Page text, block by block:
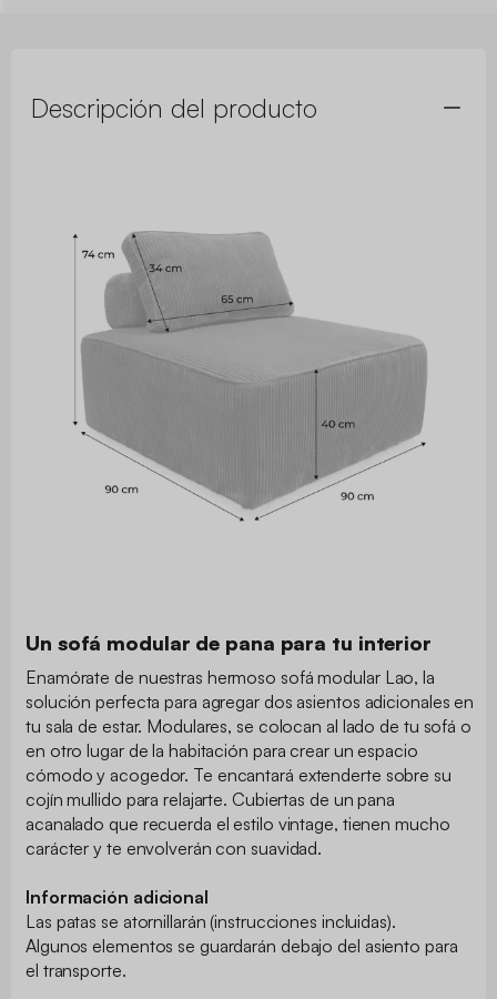
Descripción del producto
Un sofá modular de pana para tu interior
Enamórate de nuestras hermoso sofá modular Lao, la
solución perfecta para agregar dos asientos adicionales en
tu sala de estar. Modulares, se colocan al lado de tu sofá o
en otro lugar de la habitación para crear un espacio
cómodo y acogedor. Te encantará extenderte sobre su
cojín mullido para relajarte. Cubiertas de un pana
acanalado que recuerda el estilo vintage, tienen mucho
carácter y te envolverán con suavidad.
Información adicional
Las patas se atornillarán (instrucciones incluidas).
Algunos elementos se guardarán debajo del asiento para
el transporte.